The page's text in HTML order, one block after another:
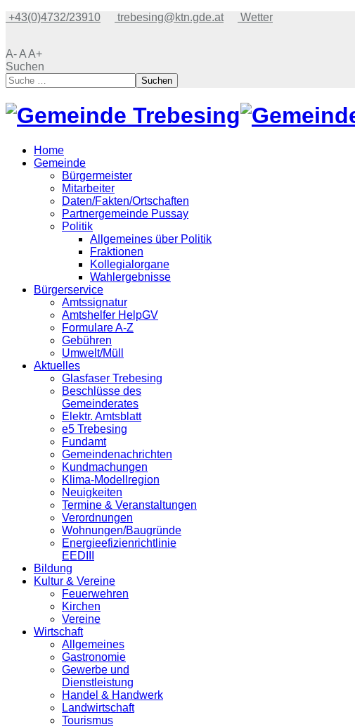
+43(0)4732/23910 trebesing@ktn.gde.at Wetter
A-AA+
Suchen
Suchen
Home
Gemeinde
Bürgermeister
Mitarbeiter
Daten/Fakten/Ortschaften
Partnergemeinde Pussay
Politik
Allgemeines über Politik
Fraktionen
Kollegialorgane
Wahlergebnisse
Bürgerservice
Amtssignatur
Amtshelfer HelpGV
Formulare A-Z
Gebühren
Umwelt/Müll
Aktuelles
Glasfaser Trebesing
Beschlüsse des
Gemeinderates
Elektr. Amtsblatt
e5 Trebesing
Fundamt
Gemeindenachrichten
Kundmachungen
Klima-Modellregion
Neuigkeiten
Termine & Veranstaltungen
Verordnungen
Wohnungen/Baugründe
Energieefizienrichtlinie
EEDIII
Bildung
Kultur & Vereine
Feuerwehren
Kirchen
Vereine
Wirtschaft
Allgemeines
Gastronomie
Gewerbe und
Dienstleistung
Handel & Handwerk
Landwirtschaft
Tourismus